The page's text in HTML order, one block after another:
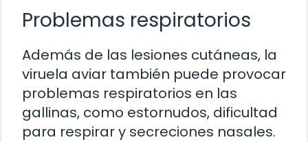
Problemas respiratorios
Además de las lesiones cutáneas, la
viruela aviar también puede provocar
problemas respiratorios en las
gallinas, como estornudos, dificultad
para respirar y secreciones nasales.